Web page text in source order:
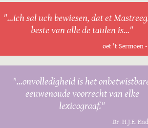
"...ich sal uch bewiesen, dat et
beste van alle de taulen is..."
oet 't Sermoen
"...onvolledigheid is het
eeuwenoude voorrecht van elke
lexicograaf."
Dr. H.J.E.